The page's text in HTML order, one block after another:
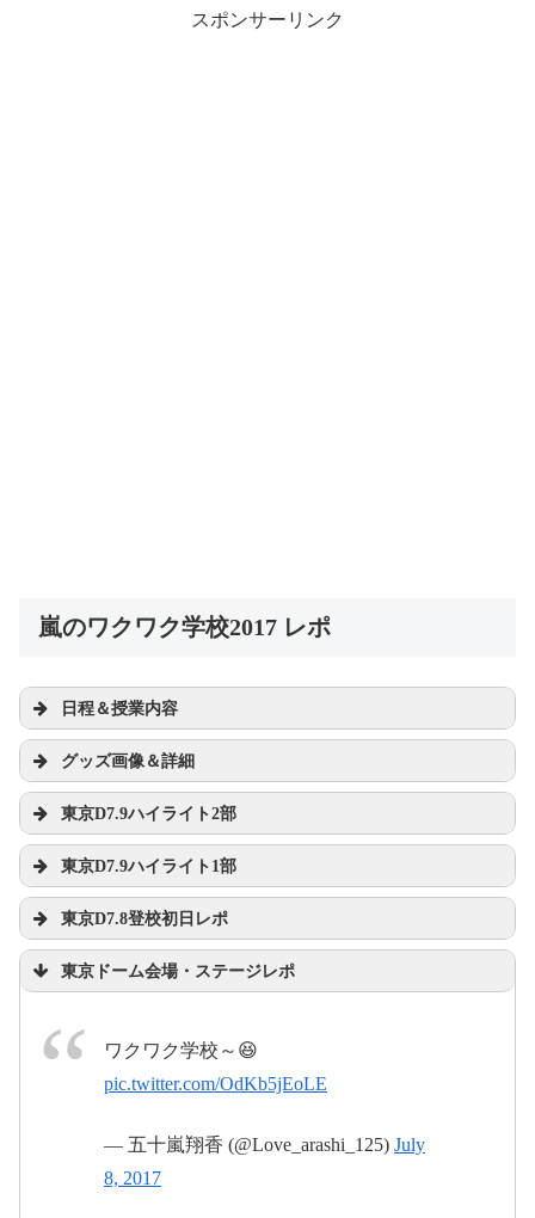
スポンサーリンク
嵐のワクワク学校2017 レポ
日程＆授業内容
＜5つの授業テーマ＞
嵐のワクワク学校2017宿題
グッズ画像＆詳細
#ワクワクグッズ
ラ pic.twitter.com/oENmwmN8Pl
2017年6月
16日
東京D7.9ハイライト2部
2017年7月9日
東京D7.9ハイライト1部
東京D7.8登校初日レポ
東京ドーム会場・ステージレポ
ワクワク学校～😆
pic.twitter.com/OdKb5jEoLE
— 五十嵐翔香 (@Love_arashi_125) July
8, 2017